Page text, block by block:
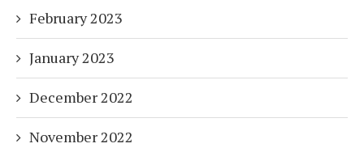
February 2023
January 2023
December 2022
November 2022